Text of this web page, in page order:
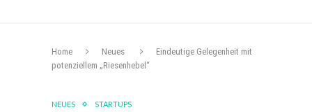
Home Neues
Eindeutige Gelegenheit mit
potenziellem „Riesenhebel“
NEUES STARTUPS